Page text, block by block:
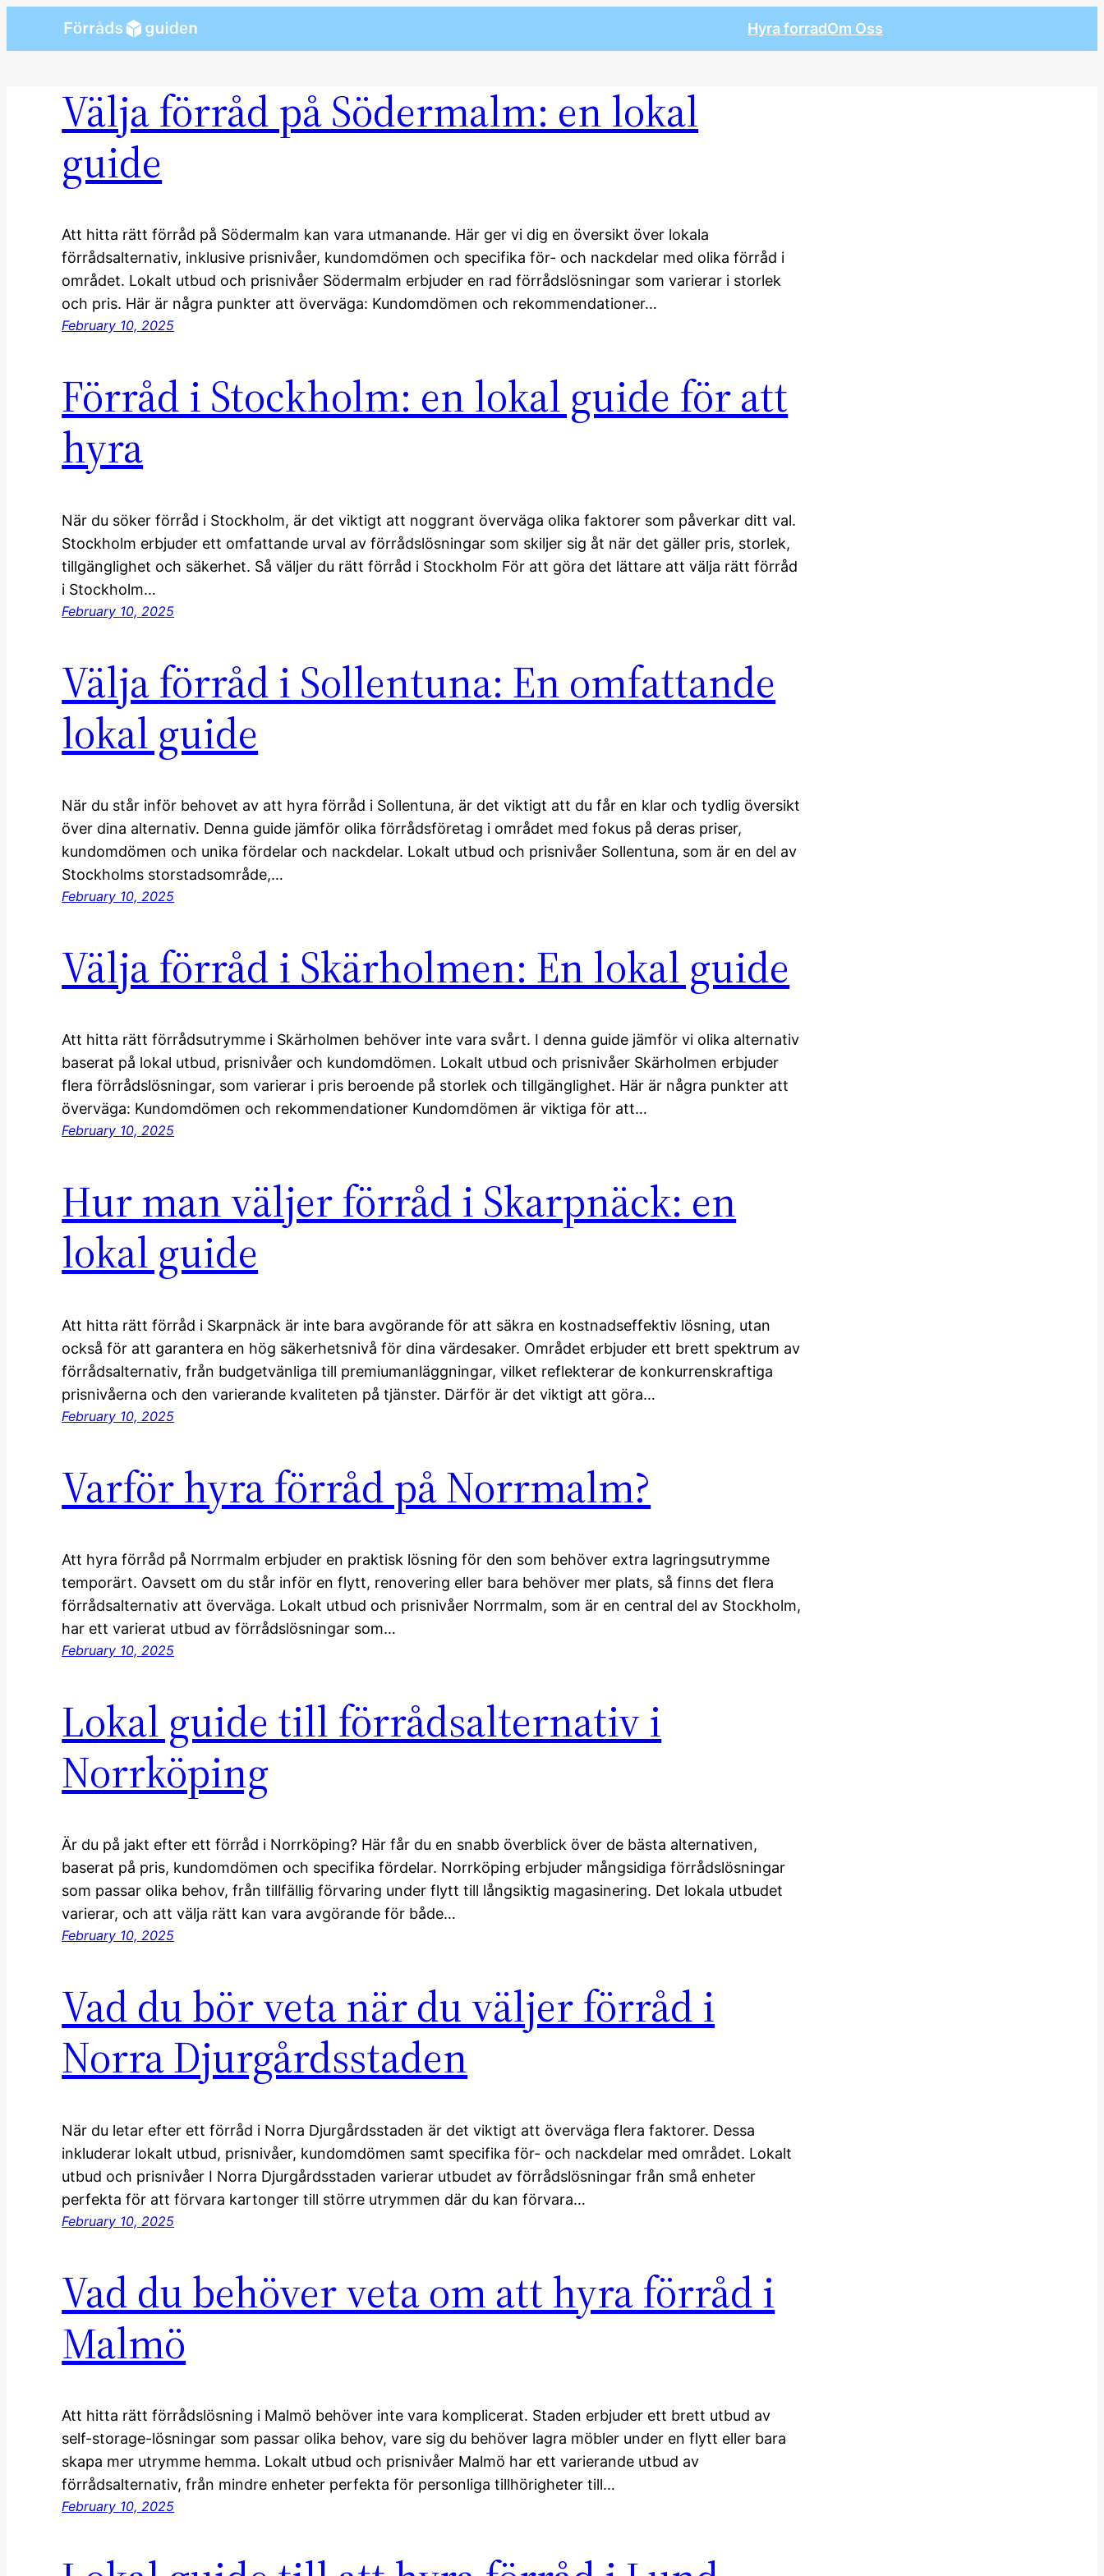
Hyra forradOm Oss
Välja förråd på Södermalm: en lokal
guide
Att hitta rätt förråd på Södermalm kan vara utmanande. Här ger vi dig en översikt över lokala
förrådsalternativ, inklusive prisnivåer, kundomdömen och specifika för- och nackdelar med olika förråd i
området. Lokalt utbud och prisnivåer Södermalm erbjuder en rad förrådslösningar som varierar i storlek
och pris. Här är några punkter att överväga: Kundomdömen och rekommendationer…
February 10, 2025
Förråd i Stockholm: en lokal guide för att
hyra
När du söker förråd i Stockholm, är det viktigt att noggrant överväga olika faktorer som påverkar ditt val.
Stockholm erbjuder ett omfattande urval av förrådslösningar som skiljer sig åt när det gäller pris, storlek,
tillgänglighet och säkerhet. Så väljer du rätt förråd i Stockholm För att göra det lättare att välja rätt förråd
i Stockholm…
February 10, 2025
Välja förråd i Sollentuna: En omfattande
lokal guide
När du står inför behovet av att hyra förråd i Sollentuna, är det viktigt att du får en klar och tydlig översikt
över dina alternativ. Denna guide jämför olika förrådsföretag i området med fokus på deras priser,
kundomdömen och unika fördelar och nackdelar. Lokalt utbud och prisnivåer Sollentuna, som är en del av
Stockholms storstadsområde,…
February 10, 2025
Välja förråd i Skärholmen: En lokal guide
Att hitta rätt förrådsutrymme i Skärholmen behöver inte vara svårt. I denna guide jämför vi olika alternativ
baserat på lokal utbud, prisnivåer och kundomdömen. Lokalt utbud och prisnivåer Skärholmen erbjuder
flera förrådslösningar, som varierar i pris beroende på storlek och tillgänglighet. Här är några punkter att
överväga: Kundomdömen och rekommendationer Kundomdömen är viktiga för att…
February 10, 2025
Hur man väljer förråd i Skarpnäck: en
lokal guide
Att hitta rätt förråd i Skarpnäck är inte bara avgörande för att säkra en kostnadseffektiv lösning, utan
också för att garantera en hög säkerhetsnivå för dina värdesaker. Området erbjuder ett brett spektrum av
förrådsalternativ, från budgetvänliga till premiumanläggningar, vilket reflekterar de konkurrenskraftiga
prisnivåerna och den varierande kvaliteten på tjänster. Därför är det viktigt att göra…
February 10, 2025
Varför hyra förråd på Norrmalm?
Att hyra förråd på Norrmalm erbjuder en praktisk lösning för den som behöver extra lagringsutrymme
temporärt. Oavsett om du står inför en flytt, renovering eller bara behöver mer plats, så finns det flera
förrådsalternativ att överväga. Lokalt utbud och prisnivåer Norrmalm, som är en central del av Stockholm,
har ett varierat utbud av förrådslösningar som…
February 10, 2025
Lokal guide till förrådsalternativ i
Norrköping
Är du på jakt efter ett förråd i Norrköping? Här får du en snabb överblick över de bästa alternativen,
baserat på pris, kundomdömen och specifika fördelar. Norrköping erbjuder mångsidiga förrådslösningar
som passar olika behov, från tillfällig förvaring under flytt till långsiktig magasinering. Det lokala utbudet
varierar, och att välja rätt kan vara avgörande för både…
February 10, 2025
Vad du bör veta när du väljer förråd i
Norra Djurgårdsstaden
När du letar efter ett förråd i Norra Djurgårdsstaden är det viktigt att överväga flera faktorer. Dessa
inkluderar lokalt utbud, prisnivåer, kundomdömen samt specifika för- och nackdelar med området. Lokalt
utbud och prisnivåer I Norra Djurgårdsstaden varierar utbudet av förrådslösningar från små enheter
perfekta för att förvara kartonger till större utrymmen där du kan förvara…
February 10, 2025
Vad du behöver veta om att hyra förråd i
Malmö
Att hitta rätt förrådslösning i Malmö behöver inte vara komplicerat. Staden erbjuder ett brett utbud av
self-storage-lösningar som passar olika behov, vare sig du behöver lagra möbler under en flytt eller bara
skapa mer utrymme hemma. Lokalt utbud och prisnivåer Malmö har ett varierande utbud av
förrådsalternativ, från mindre enheter perfekta för personliga tillhörigheter till…
February 10, 2025